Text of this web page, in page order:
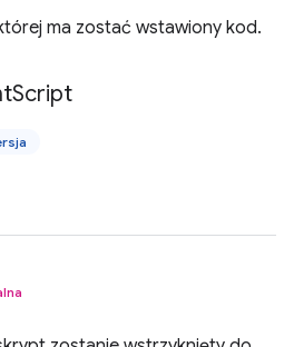
ma zostać wstawiony kod.
Script